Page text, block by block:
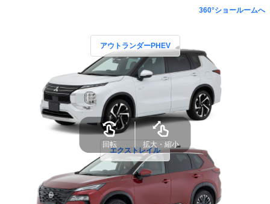
360°ショールームへ
アウトランダーPHEV
エクストレイル
回転 拡大・縮小